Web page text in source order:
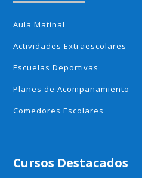
Aula Matinal
Actividades Extraescolares
Escuelas Deportivas
Planes de Acompañamiento
Comedores Escolares
Cursos Destacados